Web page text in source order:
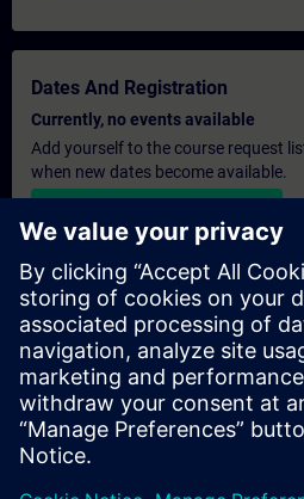
Dates And Registration
Currently, no events available
Add yourself to the course request
when new dates become available.
Personalised Quotation
If you require a standard list price
example for your purchasing
link below. You first need to provide
after this a quotation will be emailed
Provide Quotation